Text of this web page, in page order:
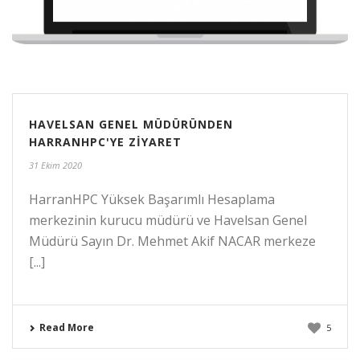
HAVELSAN GENEL MÜDÜRÜNDEN
HARRANHPC'YE ZIYARET
31 Ekim 2020
HarranHPC Yüksek Başarımlı Hesaplama
merkezinin kurucu müdürü ve Havelsan Genel
Müdürü Sayın Dr. Mehmet Akif NACAR merkeze
[...]
Read More 5